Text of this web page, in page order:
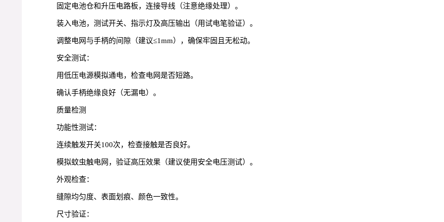
固定电池仓和升压电路板，连接导线（注意绝缘处理）。
装入电池，测试开关、指示灯及高压输出（用试电笔验证）。
调整电网与手柄的间隙（建议≤1mm），确保牢固且无松动。
安全测试：
用低压电源模拟通电，检查电网是否短路。
确认手柄绝缘良好（无漏电）。
质量检测
功能性测试：
连续触发开关100次，检查接触是否良好。
模拟蚊虫触电网，验证高压效果（建议使用安全电压测试）。
外观检查：
缝隙均匀度、表面划痕、颜色一致性。
尺寸验证：